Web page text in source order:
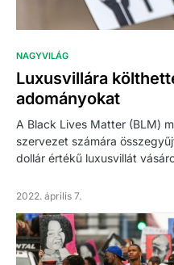
NAGYVILÁG
Luxusvillára
adományokat
A Black Lives Matter (BLM)
szervezet számára
dollár értékű luxusvillát
2022. április 7.